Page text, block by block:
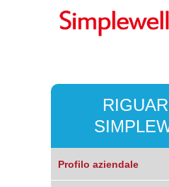
Profilo aziendale